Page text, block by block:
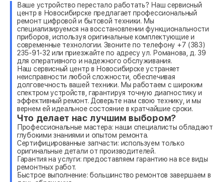
Ваше устройство перестало работать? Наш сервисный
центр в Новосибирске предлагает профессиональный
ремонт цифровой и бытовой техники. Мы
специализируемся на восстановлении функциональности
приборов, используя оригинальные комплектующие и
современные технологии. Звоните по телефону +7 (383)
235-91-32 или приезжайте по адресу ул. Романова, д. 39
для оперативного и надежного обслуживания.
Наш сервисный центр в Новосибирске устраняет
неисправности любой сложности, обеспечивая
долговечность вашей техники. Мы работаем с широким
спектром устройств, гарантируя точную диагностику и
эффективный ремонт. Доверьте нам свою технику, и мы
вернем ей идеальное состояние в кратчайшие сроки.
Что делает нас лучшим выбором?
Профессиональные мастера: наши специалисты обладают
глубокими знаниями и опытом ремонта.
Сертифицированные запчасти: используем только
оригинальные детали от производителей.
Гарантия на услуги: предоставляем гарантию на все виды
ремонтных работ.
Быстрое выполнение: большинство ремонтов завершаем в